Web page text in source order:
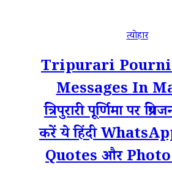
त्योहार
Tripurari
Messages In
त्रिपुरारी पूर्णिमा पर
करें ये हिंदी
Quotes और